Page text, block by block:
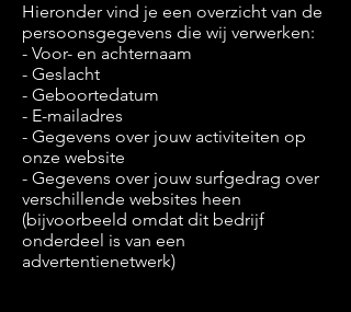
Hieronder vind je een overzicht van de
persoonsgegevens die wij verwerken:
- Voor- en achternaam
- Geslacht
- Geboortedatum
- E-mailadres
- Gegevens over jouw activiteiten op
onze website
- Gegevens over jouw surfgedrag over
verschillende websites heen
(bijvoorbeeld omdat dit bedrijf
onderdeel is van een
advertentienetwerk)